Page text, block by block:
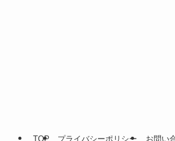
TOP プライバシーポリシー お問い